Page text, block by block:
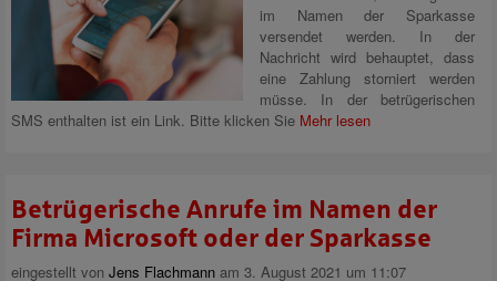
im Namen der Sparkasse
versendet werden. In der
Nachricht wird behauptet, dass
eine Zahlung storniert werden
müsse. In der betrügerischen
SMS enthalten ist ein Link. Bitte klicken Sie Mehr lesen
Betrügerische Anrufe im Namen der
Firma Microsoft oder der Sparkasse
eingestellt von Jens Flachmann am 3. August 2021 um 11:07